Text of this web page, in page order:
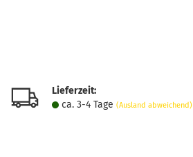
Lieferzeit:
ca. 3-4 Tage (Ausland abweichend)